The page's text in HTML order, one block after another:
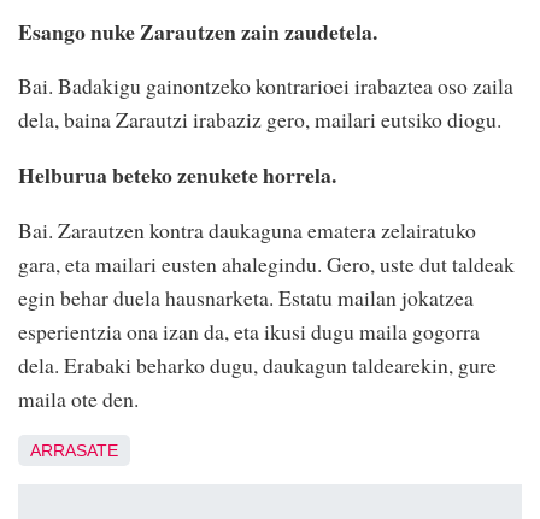
Esango nuke Zarautzen zain zaudetela.
Bai. Badakigu gainontzeko kontrarioei irabaztea oso zaila
dela, baina Zarautzi irabaziz gero, mailari eutsiko diogu.
Helburua beteko zenukete horrela.
Bai. Zarautzen kontra daukaguna ematera zelairatuko
gara, eta mailari eusten ahalegindu. Gero, uste dut taldeak
egin behar duela hausnarketa. Estatu mailan jokatzea
esperientzia ona izan da, eta ikusi dugu maila gogorra
dela. Erabaki beharko dugu, daukagun taldearekin, gure
maila ote den.
ARRASATE